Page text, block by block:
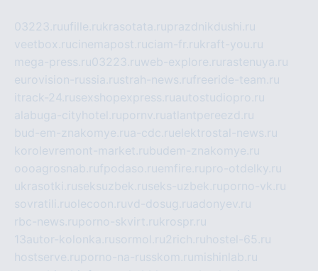
03223.ruufille.rukrasotata.ruprazdnikdushi.ru
veetbox.rucinemapost.ruciam-fr.rukraft-you.ru
mega-press.ru03223.ruweb-explore.ru rastenuya.ru
eurovision-russia.rustrah-news.rufreeride-team.ru
itrack-24.rusexshopexpress.ruautostudiopro.ru
alabuga-cityhotel.rupornv.ruatlantpereezd.ru
bud-em-znakomye.rua-cdc.ruelektrostal-news.ru
korolevremont-market.rubudem-znakomye.ru
oooagrosnab.rufpodaso.ruemfire.rupro-otdelky.ru
ukrasotki.ruseksuzbek.ruseks-uzbek.ruporno-vk.ru
sovratili.ruolecoon.ruvd-dosug.ruadonyev.ru
rbc-news.ruporno-skvirt.rukrospr.ru
13autor-kolonka.rusormol.ru2rich.ru hostel-65.ru
hostserve.ruporno-na-russkom.ru mishinlab.ru